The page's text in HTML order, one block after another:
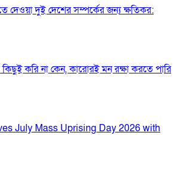
দেওয়া দুই দেশের সম্পর্কের জন্য ক্ষতিকর:
করি না কেন, কারোরই মন রক্ষা করতে পারি
July Mass Uprising Day 2026 with